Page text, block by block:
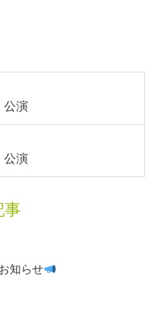
公演
公演
事
知らせ